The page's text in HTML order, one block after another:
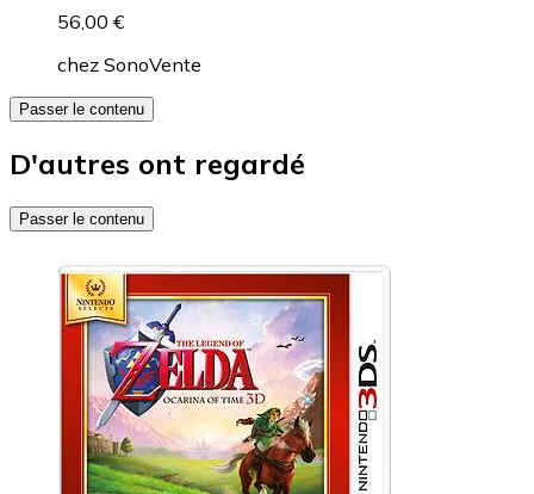
56,00 €
chez SonoVente
Passer le contenu
D'autres ont regardé
Passer le contenu